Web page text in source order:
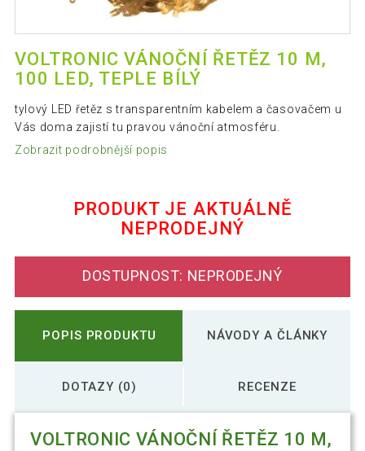
VOLTRONIC VÁNOČNÍ ŘETĚZ 10 M,
100 LED, TEPLE BÍLÝ
tylový LED řetěz s transparentním kabelem a časovačem u
Vás doma zajistí tu pravou vánoční atmosféru.
Zobrazit podrobnější popis
PRODUKT JE AKTUÁLNĚ
NEPRODEJNÝ
DOSTUPNOST: NEPRODEJNÝ
POPIS PRODUKTU NÁVODY A ČLÁNKY
DOTAZY (0) RECENZE
VOLTRONIC VÁNOČNÍ ŘETĚZ 10 M,